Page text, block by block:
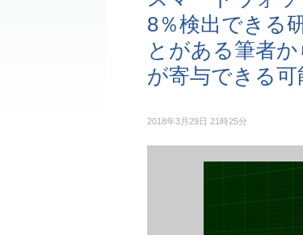
8％検出できる
とがある筆者
が寄与できる
2018年3月29日 21時25分